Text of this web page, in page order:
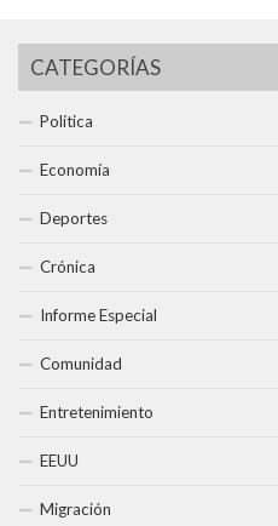
CATEGORÍAS
Política
Economía
Deportes
Crónica
Informe Especial
Comunidad
Entretenimiento
EEUU
Migración